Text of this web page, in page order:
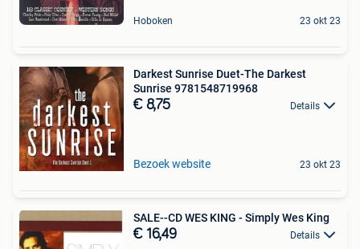
Hoboken 23 okt 23
Darkest Sunrise Duet-The Darkest
Sunrise 9781548719968
€ 8,75 Details
Bezoek website 23 okt 23
SALE--CD WES KING - Simply Wes King
€ 16,49 Details